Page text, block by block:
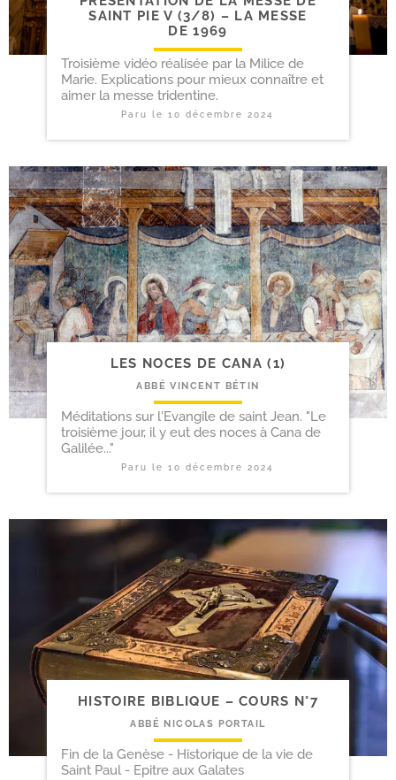
SAINT PIE V (3/​8) – LA MESSE
DE 1969
Troisième vidéo réalisée par la Milice de
Marie. Explications pour mieux connaître et
aimer la messe tridentine.
Paru le10 décembre 2024
LES NOCES DE CANA (1)
ABBÉ VINCENT BÉTIN
Méditations sur l'Evangile de saint Jean. "Le
troisième jour, il y eut des noces à Cana de
Galilée..."
Paru le10 décembre 2024
HISTOIRE BIBLIQUE – COURS N°7
ABBÉ NICOLAS PORTAIL
Fin de la Genèse - Historique de la vie de
Saint Paul - Epitre aux Galates